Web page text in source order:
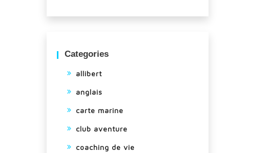
Categories
allibert
anglais
carte marine
club aventure
coaching de vie